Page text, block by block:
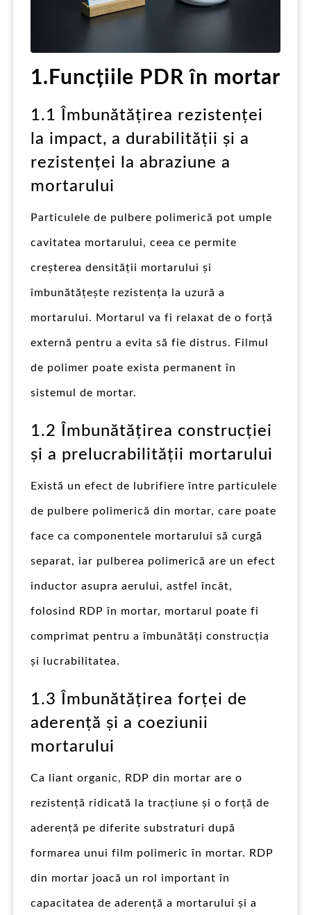
1.Funcțiile PDR în mortar
1.1 Îmbunătățirea rezistenței
la impact, a durabilității și a
rezistenței la abraziune a
mortarului
Particulele de pulbere polimerică pot umple
cavitatea mortarului, ceea ce permite
creșterea densității mortarului și
îmbunătățește rezistența la uzură a
mortarului. Mortarul va fi relaxat de o forță
externă pentru a evita să fie distrus. Filmul
de polimer poate exista permanent în
sistemul de mortar.
1.2 Îmbunătățirea construcției
și a prelucrabilității mortarului
Există un efect de lubrifiere între particulele
de pulbere polimerică din mortar, care poate
face ca componentele mortarului să curgă
separat, iar pulberea polimerică are un efect
inductor asupra aerului, astfel încât,
folosind RDP în mortar, mortarul poate fi
comprimat pentru a îmbunătăți construcția
și lucrabilitatea.
1.3 Îmbunătățirea forței de
aderență și a coeziunii
mortarului
Ca liant organic, RDP din mortar are o
rezistență ridicată la tracțiune și o forță de
aderență pe diferite substraturi după
formarea unui film polimeric în mortar. RDP
din mortar joacă un rol important în
capacitatea de aderență a mortarului și a